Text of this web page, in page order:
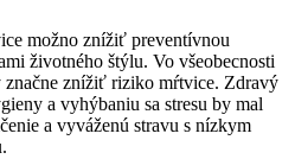
možno znížiť preventívnou
životného štýlu. Vo všeobecnosti
značne znížiť riziko mŕtvice. Zdravý
a vyhýbaniu sa stresu by mal
a vyváženú stravu s nízkym